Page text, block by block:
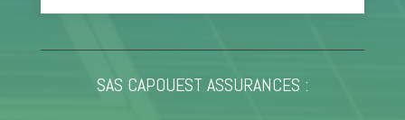
SAS CAPOUEST ASSURANCES :